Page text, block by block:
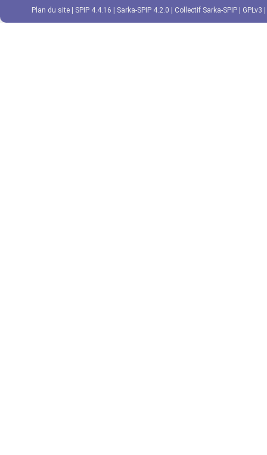
Plan du site SPIP 4.4.16 Sarka-SPIP 4.2.0 Collectif Sarka-SPIP GPLv3